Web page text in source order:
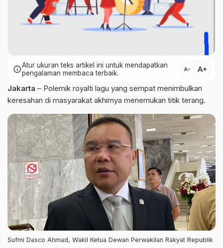
infoAtur ukuran teks artikel ini untuk mendapatkan
pengalaman membaca terbaik.
text_decrease text_increase
Jakarta – Polemik royalti lagu yang sempat menimbulkan
keresahan di masyarakat akhirnya menemukan titik terang.
Sufmi Dasco Ahmad, Wakil Ketua Dewan Perwakilan Rakyat Republik